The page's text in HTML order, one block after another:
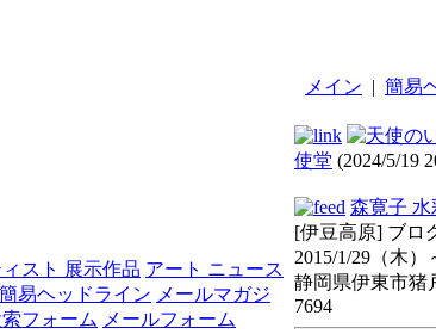
スト 展示作品 アート ニュース
簡易ヘッドライン メールマガジ
フォーム メールフォーム
メイン | 簡易
使堂 (2024/5/19
森寛子
[伊豆高原] ブロ
2015/1/29（木
静岡県伊東市猪
7694